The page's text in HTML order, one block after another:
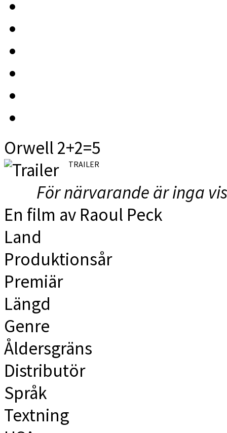
Orwell 2+2=5
TRAILER
För närvarande är inga
En film av Raoul Peck
Land
Produktionsår
Premiär
Längd
Genre
Åldersgräns
Distributör
Språk
Textning